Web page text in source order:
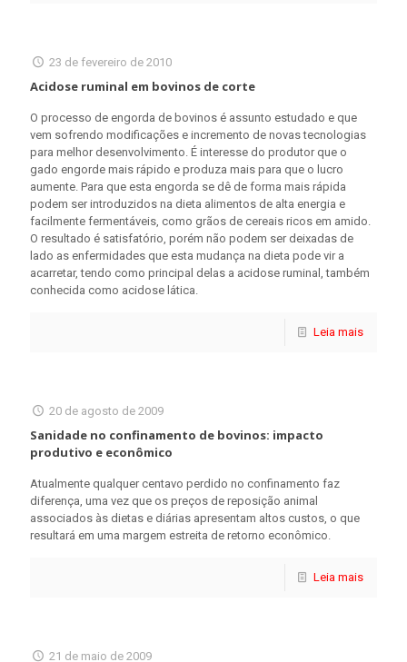
23 de fevereiro de 2010
Acidose ruminal em bovinos de corte
O processo de engorda de bovinos é assunto estudado e que
vem sofrendo modificações e incremento de novas tecnologias
para melhor desenvolvimento. É interesse do produtor que o
gado engorde mais rápido e produza mais para que o lucro
aumente. Para que esta engorda se dê de forma mais rápida
podem ser introduzidos na dieta alimentos de alta energia e
facilmente fermentáveis, como grãos de cereais ricos em amido.
O resultado é satisfatório, porém não podem ser deixadas de
lado as enfermidades que esta mudança na dieta pode vir a
acarretar, tendo como principal delas a acidose ruminal, também
conhecida como acidose lática.
Leia mais
20 de agosto de 2009
Sanidade no confinamento de bovinos: impacto
produtivo e econômico
Atualmente qualquer centavo perdido no confinamento faz
diferença, uma vez que os preços de reposição animal
associados às dietas e diárias apresentam altos custos, o que
resultará em uma margem estreita de retorno econômico.
Leia mais
21 de maio de 2009